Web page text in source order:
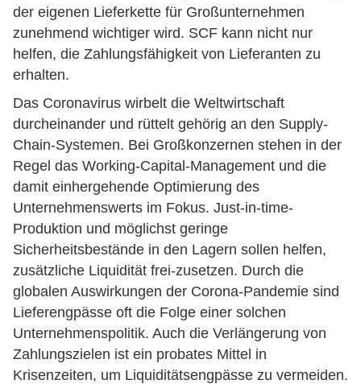
der eigenen Lieferkette für Großunternehmen
zunehmend wichtiger wird. SCF kann nicht nur
helfen, die Zahlungsfähigkeit von Lieferanten zu
erhalten.
Das Coronavirus wirbelt die Weltwirtschaft
durcheinander und rüttelt gehörig an den Supply-
Chain-Systemen. Bei Großkonzernen stehen in der
Regel das Working-Capital-Management und die
damit einhergehende Optimierung des
Unternehmenswerts im Fokus. Just-in-time-
Produktion und möglichst geringe
Sicherheitsbestände in den Lagern sollen helfen,
zusätzliche Liquidität frei-zusetzen. Durch die
globalen Auswirkungen der Corona-Pandemie sind
Lieferengpässe oft die Folge einer solchen
Unternehmenspolitik. Auch die Verlängerung von
Zahlungszielen ist ein probates Mittel in
Krisenzeiten, um Liquiditätsengpässe zu vermeiden.